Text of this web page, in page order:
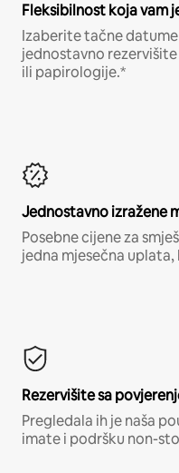
Fleksibilnost koja vam
Izaberite tačne datume
jednostavno
ili papirologije.*
Jednostavno izražene
Posebne cijene za
jedna mjesečna
Rezervišite sa
Pregledala ih je naša
imate i podršku non-